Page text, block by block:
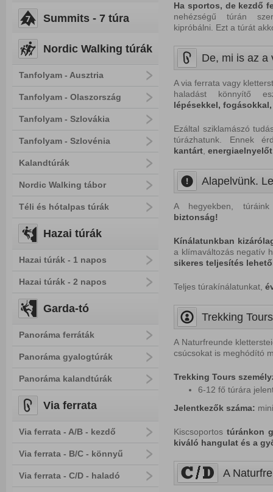
Summits - 7 túra
Nordic Walking túrák
Tanfolyam - Ausztria
Tanfolyam - Olaszország
Tanfolyam - Szlovákia
Tanfolyam - Szlovénia
Kalandtúrák
Nordic Walking tábor
Téli és hótalpas túrák
Hazai túrák
Hazai túrák - 1 napos
Hazai túrák - 2 napos
Garda-tó
Panoráma ferráták
Panoráma gyalogtúrák
Panoráma kalandtúrák
Via ferrata
Via ferrata - A/B - kezdő
Via ferrata - B/C - könnyű
Via ferrata - C/D - haladó
Ha sportos, de kezdő
nehézségű túrán
kipróbálni. Ezt a túrát
De, mi is az
A via ferrata vagy
haladást könnyítő
lépésekkel,
Ezáltal sziklamászó
túrázhatunk. Ennek
kantárt
Alapelvünk.
A hegyekben,
biztonság!
Kínálatunkban
a klímaváltozás negatív
sikeres teljesítés
Teljes túrakínálatunkat,
Trekking
A Naturfreunde
csúcsokat is meghódító
Trekking Tours
6-12 fő túrára
Jelentkezők száma:
Kiscsoportos túránkon
kiváló hangulat és a
A